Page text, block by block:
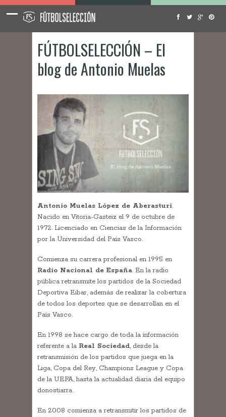
FÚTBOLSELECCIÓN – El
blog de Antonio Muelas
Antonio Muelas López de Aberasturi.
Nacido en Vitoria-Gasteiz el 9 de octubre de
1972. Licenciado en Ciencias de la Información
por la Universidad del País Vasco.
Comienza su carrera profesional en 1995 en
Radio Nacional de España. En la radio
pública retransmite los partidos de la Sociedad
Deportiva Eibar, además de realizar la cobertura
de todos los deportes que se desarrollan en el
País Vasco.
En 1998 se hace cargo de toda la información
referente a la Real Sociedad, desde la
retransmisión de los partidos que juega en la
Liga, Copa del Rey, Champions League y Copa
de la UEFA, hasta la actualidad diaria del equipo
donostiarra.
En 2008 comienza a retransmitir los partidos de